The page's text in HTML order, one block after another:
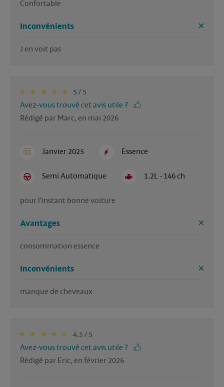
Confortable
Inconvénients
J en voit pas
5 / 5
Avez-vous trouvé cet avis utile ?
Rédigé par Marc, en mai 2026
Janvier 2025 Essence
Semi Automatique 1.2L - 146 ch
pour l'instant bonne voiture
Avantages
consommation essence
Inconvénients
manque de cheveaux
4.5 / 5
Avez-vous trouvé cet avis utile ?
Rédigé par Eric, en février 2026